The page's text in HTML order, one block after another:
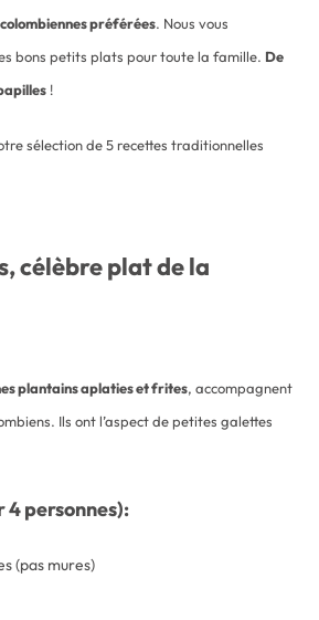
préférées. Nous vous
bons petits plats pour toute la famille. De
!
sélection de 5 recettes traditionnelles
célèbre plat de la
plantains aplaties et frites, accompagnent
Ils ont l’aspect de petites galettes
personnes):
(pas mures)